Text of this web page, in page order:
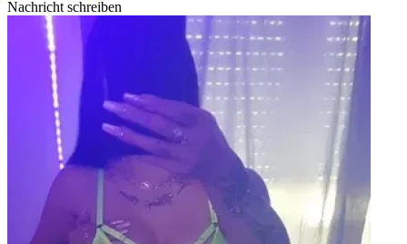
Nachricht schreiben